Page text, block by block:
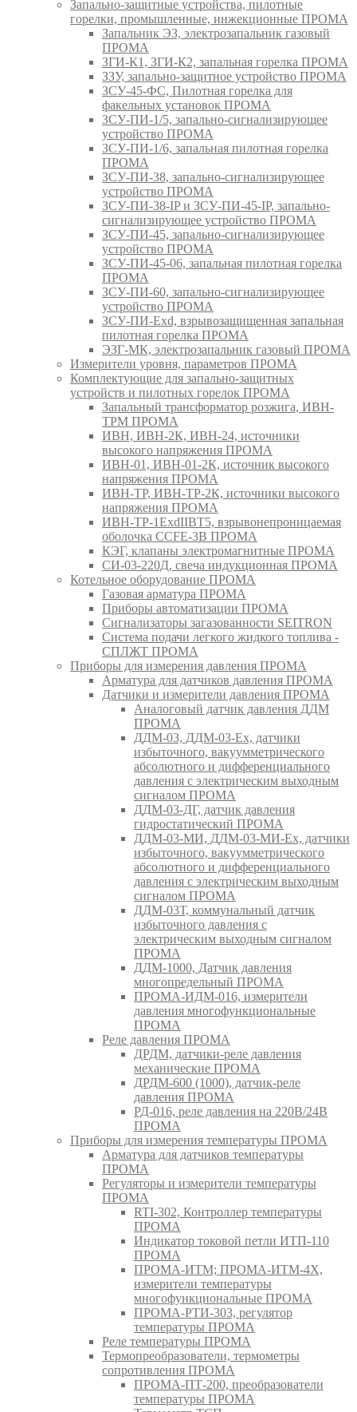
Запально-защитные устройства, пилотные
горелки, промышленные, инжекционные ПРОМА
Запальник ЭЗ, электрозапальник газовый
ПРОМА
ЗГИ-К1, ЗГИ-К2, запальная горелка ПРОМА
ЗЗУ, запально-защитное устройство ПРОМА
ЗСУ-45-ФС, Пилотная горелка для
факельных установок ПРОМА
ЗСУ-ПИ-1/5, запально-сигнализирующее
устройство ПРОМА
ЗСУ-ПИ-1/6, запальная пилотная горелка
ПРОМА
ЗСУ-ПИ-38, запально-сигнализирующее
устройство ПРОМА
ЗСУ-ПИ-38-IP и ЗСУ-ПИ-45-IP, запально-
сигнализирующее устройство ПРОМА
ЗСУ-ПИ-45, запально-сигнализирующее
устройство ПРОМА
ЗСУ-ПИ-45-06, запальная пилотная горелка
ПРОМА
ЗСУ-ПИ-60, запально-сигнализирующее
устройство ПРОМА
ЗСУ-ПИ-Exd, взрывозащищенная запальная
пилотная горелка ПРОМА
ЭЗГ-МК, электрозапальник газовый ПРОМА
Измерители уровня, параметров ПРОМА
Комплектующие для запально-защитных
устройств и пилотных горелок ПРОМА
Запальный трансформатор розжига, ИВН-
ТРМ ПРОМА
ИВН, ИВН-2К, ИВН-24, источники
высокого напряжения ПРОМА
ИВН-01, ИВН-01-2К, источник высокого
напряжения ПРОМА
ИВН-ТР, ИВН-ТР-2К, источники высокого
напряжения ПРОМА
ИВН-ТР-1ExdIIBT5, взрывонепроницаемая
оболочка CCFE-3B ПРОМА
КЭГ, клапаны электромагнитные ПРОМА
СИ-03-220Д, свеча индукционная ПРОМА
Котельное оборудование ПРОМА
Газовая арматура ПРОМА
Приборы автоматизации ПРОМА
Сигнализаторы загазованности SEITRON
Система подачи легкого жидкого топлива -
СПЛЖТ ПРОМА
Приборы для измерения давления ПРОМА
Арматура для датчиков давления ПРОМА
Датчики и измерители давления ПРОМА
Аналоговый датчик давления ДДМ
ПРОМА
ДДМ-03, ДДМ-03-Ех, датчики
избыточного, вакуумметрического
абсолютного и дифференциального
давления с электрическим выходным
сигналом ПРОМА
ДДМ-03-ДГ, датчик давления
гидростатический ПРОМА
ДДМ-03-МИ, ДДМ-03-МИ-Ех, датчики
избыточного, вакуумметрического
абсолютного и дифференциального
давления с электрическим выходным
сигналом ПРОМА
ДДМ-03Т, коммунальный датчик
избыточного давления с
электрическим выходным сигналом
ПРОМА
ДДМ-1000, Датчик давления
многопредельный ПРОМА
ПРОМА-ИДМ-016, измерители
давления многофункциональные
ПРОМА
Реле давления ПРОМА
ДРДМ, датчики-реле давления
механические ПРОМА
ДРДМ-600 (1000), датчик-реле
давления ПРОМА
РД-016, реле давления на 220В/24В
ПРОМА
Приборы для измерения температуры ПРОМА
Арматура для датчиков температуры
ПРОМА
Регуляторы и измерители температуры
ПРОМА
RTI-302, Контроллер температуры
ПРОМА
Индикатор токовой петли ИТП-110
ПРОМА
ПРОМА-ИТМ; ПРОМА-ИТМ-4Х,
измерители температуры
многофункциональные ПРОМА
ПРОМА-РТИ-303, регулятор
температуры ПРОМА
Реле температуры ПРОМА
Термопреобразователи, термометры
сопротивления ПРОМА
ПРОМА-ПТ-200, преобразователи
температуры ПРОМА